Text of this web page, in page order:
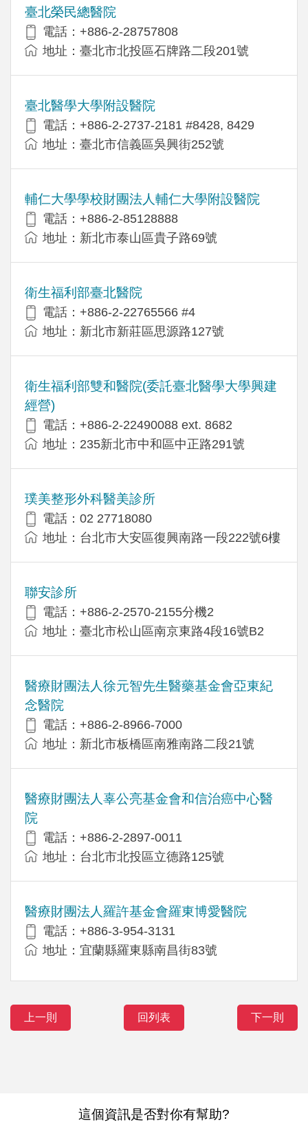
臺北榮民總醫院
電話：+886-2-28757808
地址：臺北市北投區石牌路二段201號
臺北醫學大學附設醫院
電話：+886-2-2737-2181 #8428, 8429
地址：臺北市信義區吳興街252號
輔仁大學學校財團法人輔仁大學附設醫院
電話：+886-2-85128888
地址：新北市泰山區貴子路69號
衛生福利部臺北醫院
電話：+886-2-22765566 #4
地址：新北市新莊區思源路127號
衛生福利部雙和醫院(委託臺北醫學大學興建
經營)
電話：+​886-2-22490088 ext. 8682
地址：​235新北市中和區中正路291號
璞美整形外科醫美診所
電話：02 27718080
地址：台北市大安區復興南路一段222號6樓
聯安診所
電話：+886-2-2570-2155分機2
地址：臺北市松山區南京東路4段16號B2
醫療財團法人徐元智先生醫藥基金會亞東紀
念醫院
電話：+886-2-8966-7000
地址：新北市板橋區南雅南路二段21號
醫療財團法人辜公亮基金會和信治癌中心醫
院
電話：+886-2-2897-0011
地址：台北市北投區立德路125號
醫療財團法人羅許基金會羅東博愛醫院
電話：+886-3-954-3131
地址：宜蘭縣羅東縣南昌街83號
上一則 回列表 下一則
這個資訊是否對你有幫助?